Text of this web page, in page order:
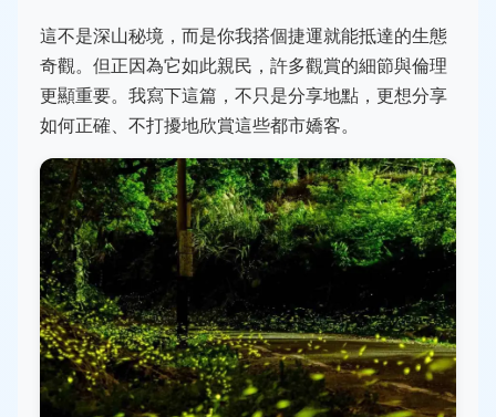
這不是深山秘境，而是你我搭個捷運就能抵達的生態
奇觀。但正因為它如此親民，許多觀賞的細節與倫理
更顯重要。我寫下這篇，不只是分享地點，更想分享
如何正確、不打擾地欣賞這些都市嬌客。